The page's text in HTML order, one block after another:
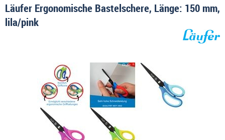
Läufer Ergonomische Bastelschere, Länge: 150 mm,
lila/pink